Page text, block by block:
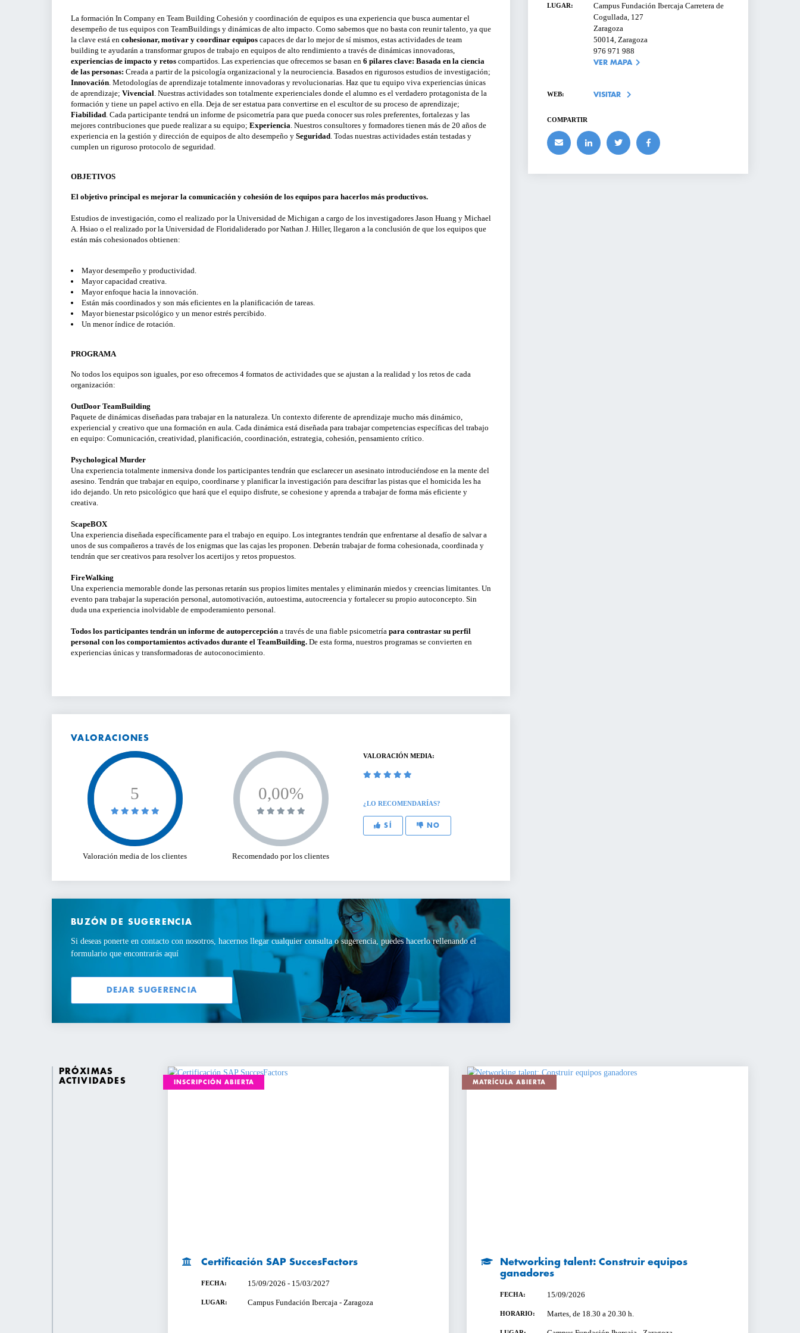
VENTAS Y MERCADOS
SECTOR AGROALIMENTARIO
SERVICIOS PARA EMPRESAS
ACTIVIDADES ONLINE
SERVICIO DE OFERTAS DE
EMPLEO
Correo electrónico o Usuario
Contraseña
Para Emprendedores
Para profesionales
Para Pymes
La formación In Company en Team Building Cohesión y coordinación de equipos es una experiencia que busca aumentar el
desempeño de tus equipos con TeamBuildings y dinámicas de alto impacto. Como sabemos que no basta con reunir talento, ya que
la clave está en cohesionar, motivar y coordinar equipos capaces de dar lo mejor de sí mismos, estas actividades de team
building te ayudarán a transformar grupos de trabajo en equipos de alto rendimiento a través de dinámicas innovadoras,
experiencias de impacto y retos compartidos. Las experiencias que ofrecemos se basan en 6 pilares clave: Basada en la ciencia
de las personas: Creada a partir de la psicología organizacional y la neurociencia. Basados en rigurosos estudios de investigación;
Innovación. Metodologías de aprendizaje totalmente innovadoras y revolucionarias. Haz que tu equipo viva experiencias únicas
de aprendizaje; Vivencial. Nuestras actividades son totalmente experienciales donde el alumno es el verdadero protagonista de la
formación y tiene un papel activo en ella. Deja de ser estatua para convertirse en el escultor de su proceso de aprendizaje;
Fiabilidad. Cada participante tendrá un informe de psicometría para que pueda conocer sus roles preferentes, fortalezas y las
mejores contribuciones que puede realizar a su equipo; Experiencia. Nuestros consultores y formadores tienen más de 20 años de
experiencia en la gestión y dirección de equipos de alto desempeño y Seguridad. Todas nuestras actividades están testadas y
cumplen un riguroso protocolo de seguridad.
OBJETIVOS
El objetivo principal es mejorar la comunicación y cohesión de los equipos para hacerlos más productivos.
Estudios de investigación, como el realizado por la Universidad de Michigan a cargo de los investigadores Jason Huang y Michael
A. Hsiao o el realizado por la Universidad de Floridaliderado por Nathan J. Hiller, llegaron a la conclusión de que los equipos que
están más cohesionados obtienen:
Mayor desempeño y productividad.
Mayor capacidad creativa.
Mayor enfoque hacia la innovación.
Están más coordinados y son más eficientes en la planificación de tareas.
Mayor bienestar psicológico y un menor estrés percibido.
Un menor índice de rotación.
PROGRAMA
No todos los equipos son iguales, por eso ofrecemos 4 formatos de actividades que se ajustan a la realidad y los retos de cada
organización:
OutDoor TeamBuilding
Paquete de dinámicas diseñadas para trabajar en la naturaleza. Un contexto diferente de aprendizaje mucho más dinámico,
experiencial y creativo que una formación en aula. Cada dinámica está diseñada para trabajar competencias específicas del trabajo
en equipo: Comunicación, creatividad, planificación, coordinación, estrategia, cohesión, pensamiento crítico.
Psychological Murder
Una experiencia totalmente inmersiva donde los participantes tendrán que esclarecer un asesinato introduciéndose en la mente del
asesino. Tendrán que trabajar en equipo, coordinarse y planificar la investigación para descifrar las pistas que el homicida les ha
ido dejando. Un reto psicológico que hará que el equipo disfrute, se cohesione y aprenda a trabajar de forma más eficiente y
creativa.
ScapeBOX
Una experiencia diseñada específicamente para el trabajo en equipo. Los integrantes tendrán que enfrentarse al desafío de salvar a
unos de sus compañeros a través de los enigmas que las cajas les proponen. Deberán trabajar de forma cohesionada, coordinada y
tendrán que ser creativos para resolver los acertijos y retos propuestos.
FireWalking
Una experiencia memorable donde las personas retarán sus propios limites mentales y eliminarán miedos y creencias limitantes. Un
evento para trabajar la superación personal, automotivación, autoestima, autocreencia y fortalecer su propio autoconcepto. Sin
duda una experiencia inolvidable de empoderamiento personal.
Todos los participantes tendrán un informe de autopercepción a través de una fiable psicometría para contrastar su perfil
personal con los comportamientos activados durante el TeamBuilding. De esta forma, nuestros programas se convierten en
experiencias únicas y transformadoras de autoconocimiento.
VALORACIONES
5
Valoración media de los clientes
0,00%
Recomendado por los clientes
VALORACIÓN MEDIA:
¿LO RECOMENDARÍAS?
SÍ NO
BUZÓN DE SUGERENCIA
Si deseas ponerte en contacto con nosotros, hacernos llegar cualquier consulta o sugerencia, puedes hacerlo rellenando el
formulario que encontrarás aquí
DEJAR SUGERENCIA
LUGAR:
Campus Fundación Ibercaja Carretera de
Cogullada, 127
Zaragoza
50014, Zaragoza
976 971 988
VER MAPA
WEB: VISITAR
COMPARTIR
PRÓXIMAS
ACTIVIDADES
INSCRIPCIÓN ABIERTA
Certificación SAP SuccesFactors
FECHA: 15/09/2026 - 15/03/2027
LUGAR: Campus Fundación Ibercaja - Zaragoza
MATRÍCULA ABIERTA
Networking talent: Construir equipos
ganadores
FECHA: 15/09/2026
HORARIO: Martes, de 18.30 a 20.30 h.